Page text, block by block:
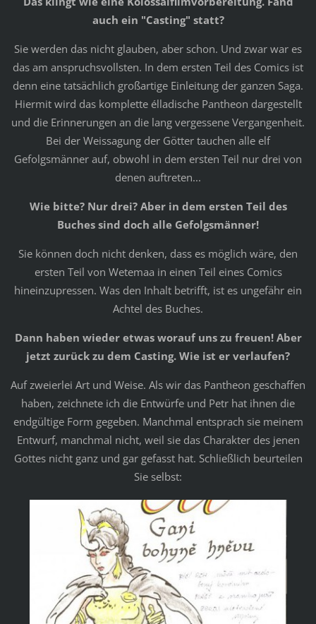
auch ein "Casting" statt?
Sie werden das nicht glauben, aber schon. Und zwar war es
das am anspruchsvollsten. In dem ersten Teil des Comics ist
denn eine tatsächlich großartige Einleitung der ganzen Saga.
Hiermit wird das komplette élladische Pantheon dargestellt
und die Erinnerungen an die lang vergessene Vergangenheit.
Bei der Weissagung der Götter tauchen alle elf
Gefolgsmänner auf, obwohl in dem ersten Teil nur drei von
denen auftreten...
Wie bitte? Nur drei? Aber in dem ersten Teil des
Buches sind doch alle Gefolgsmänner!
Sie können doch nicht denken, dass es möglich wäre, den
ersten Teil von Wetemaa in einen Teil eines Comics
hineinzupressen. Was den Inhalt betrifft, ist es ungefähr ein
Achtel des Buches.
Dann haben wieder etwas worauf uns zu freuen! Aber
jetzt zurück zu dem Casting. Wie ist er verlaufen?
Auf zweierlei Art und Weise. Als wir das Pantheon geschaffen
haben, zeichnete ich die Entwürfe und Petr hat ihnen die
endgültige Form gegeben. Manchmal entsprach sie meinem
Entwurf, manchmal nicht, weil sie das Charakter des jenen
Gottes nicht ganz und gar gefasst hat. Schließlich beurteilen
Sie selbst: